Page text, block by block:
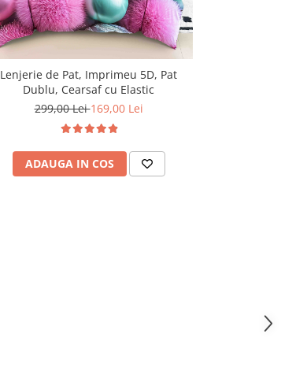
Lenjerie de Pat, Imprimeu 5D, Pat
Dublu, Cearsaf cu Elastic
299,00 Lei169,00 Lei
ADAUGA IN COS